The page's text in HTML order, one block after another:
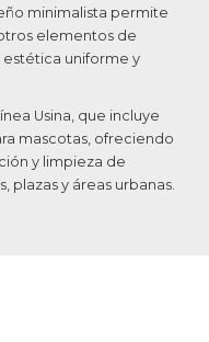
minimalista permite
elementos de
uniforme y
Usina, que incluye
mascotas, ofreciendo
y limpieza de
plazas y áreas urbanas.